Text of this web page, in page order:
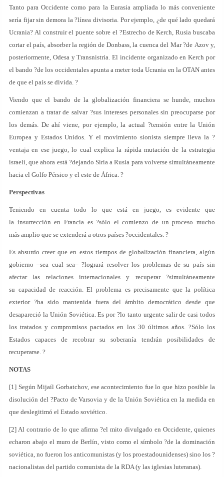
Tanto para Occidente como para la Eurasia ampliada lo más conveniente
sería fijar sin demora la ?línea divisoria. Por ejemplo, ¿de qué lado quedará
Ucrania? Al construir el puente sobre el ?Estrecho de Kerch, Rusia buscaba
cortar el país, absorber la región de Donbass, la cuenca del Mar ?de Azov y,
posteriormente, Odesa y Transnistria. El incidente organizado en Kerch por
el bando ?de los occidentales apunta a meter toda Ucrania en la OTAN antes
de que el país se divida. ?
Viendo que el bando de la globalización financiera se hunde, muchos
comienzan a tratar de salvar ?sus intereses personales sin preocuparse por
los demás. De ahí viene, por ejemplo, la actual ?tensión entre la Unión
Europea y Estados Unidos. Y el movimiento sionista siempre lleva la ?
ventaja en ese juego, lo cual explica la rápida mutación de la estrategia
israelí, que ahora está ?dejando Siria a Rusia para volverse simultáneamente
hacia el Golfo Pérsico y el este de África. ?
Perspectivas
Teniendo en cuenta todo lo que está en juego, es evidente que
la insurrección en Francia es ?sólo el comienzo de un proceso mucho
más amplio que se extenderá a otros países ?occidentales. ?
Es absurdo creer que en estos tiempos de globalización financiera, algún
gobierno –sea cual sea– ?logrará resolver los problemas de su país sin
afectar las relaciones internacionales y recuperar ?simultáneamente
su capacidad de reacción. El problema es precisamente que la política
exterior ?ha sido mantenida fuera del ámbito democrático desde que
desapareció la Unión Soviética. Es por ?lo tanto urgente salir de casi todos
los tratados y compromisos pactados en los 30 últimos años. ?Sólo los
Estados capaces de recobrar su soberanía tendrán posibilidades de
recuperarse. ?
NOTAS
[1] Según Mijaíl Gorbatchov, ese acontecimiento fue lo que hizo posible la
disolución del ?Pacto de Varsovia y de la Unión Soviética en la medida en
que deslegitimó el Estado soviético.
[2] Al contrario de lo que afirma ?el mito divulgado en Occidente, quienes
echaron abajo el muro de Berlín, visto como el símbolo ?de la dominación
soviética, no fueron los anticomunistas (y los proestadounidenses) sino los ?
nacionalistas del partido comunista de la RDA (y las iglesias luteranas).